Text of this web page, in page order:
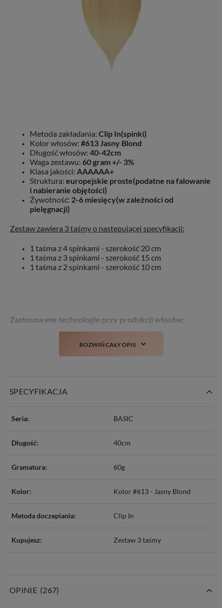
Metoda zakładania: Clip In(spinki)
Kolor włosów: #613 Jasny Blond
Długość włosów: 40-42cm
Waga zestawu: 60 gram +/- 3%
Klasa jakości: AAAAAA+
Struktura: europejskie proste(podatne na falowanie
i nabieranie objętości)
Żywotność: 2-6 miesięcy(w zależności od
pielęgnacji)
Zestaw zawiera 3 taśmy o następującej specyfikacji:
1 taśma z 4 spinkami - szerokość 20 cm
1 taśma z 3 spinkami - szerokość 15 cm
1 taśma z 2 spinkami - szerokość 10 cm
Zastosowane technologie przy produkcji włosów:
COLD DYED -farbowane na zimno, co mniej
kręcenie czy obcinanie
wyczucia matowości/szorstkości
– włosy nie mają sztucznego połysku
ROZWIŃ CAŁY OPIS
SPECYFIKACJA
Seria: BASIC
Długość: 40cm
Gramatura: 60g
Kolor: Kolor #613 - Jasny Blond
Metoda doczepiania: Clip In
Kupujesz: Zestaw 3 taśmy
OPINIE (267)